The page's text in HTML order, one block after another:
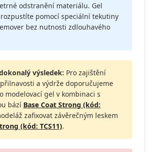
odstranění materiálu. Gel
pomocí speciální tekutiny
bez nutnosti zdlouhavého
výsledek: Pro zajištění
a výdrže doporučujeme
modelovací gel v kombinaci s
bází Base Coat Strong (kód:
zafixovat závěrečným leskem
(kód: TCS11).